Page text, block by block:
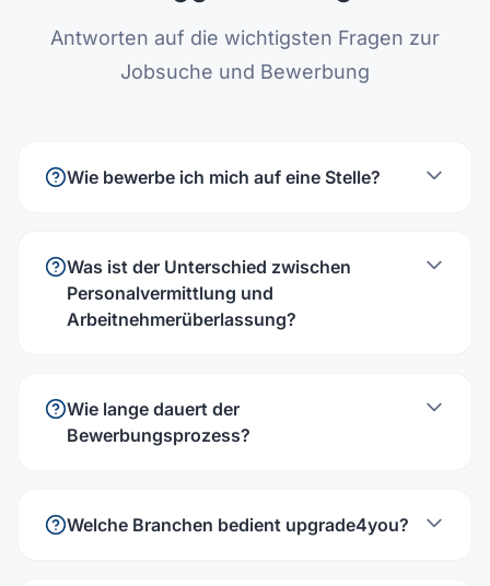
Antworten auf die wichtigsten Fragen zur
Jobsuche und Bewerbung
Wie bewerbe ich mich auf eine Stelle?
Was ist der Unterschied zwischen
Personalvermittlung und
Arbeitnehmerüberlassung?
Wie lange dauert der
Bewerbungsprozess?
Welche Branchen bedient upgrade4you?